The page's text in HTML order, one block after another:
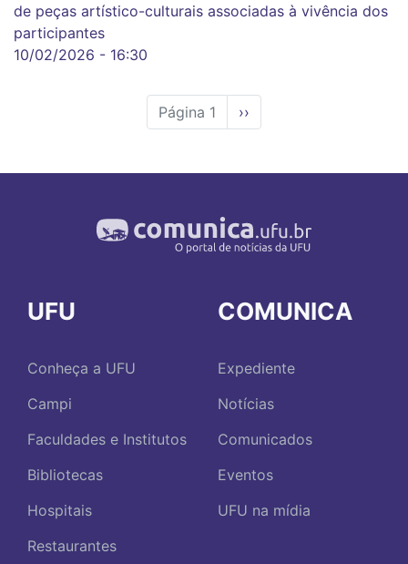
de peças artístico-culturais associadas à vivência dos
participantes
10/02/2026 - 16:30
Página 1
Próxima
página
››
UFU
Conheça a UFU
Campi
Faculdades e Institutos
Bibliotecas
Hospitais
Restaurantes
COMUNICA
Expediente
Notícias
Comunicados
Eventos
UFU na mídia